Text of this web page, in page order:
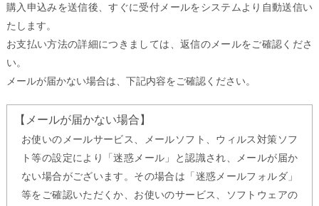
購入申込みを送信後、すぐに受付メールをシステムより自動送信い
たします。
お支払い方法の詳細につきましては、返信のメールをご確認くださ
い。
メールが届かない場合は、下記内容をご確認ください。
【メールが届かない場合】
お使いのメールサービス、メールソフト、ウィルス対策ソフ
ト等の設定により「迷惑メール」と認識され、メールが届か
ない場合がございます。その場合は「迷惑メールフォルダ」
等をご確認いただくか、お使いのサービス、ソフトウェアの